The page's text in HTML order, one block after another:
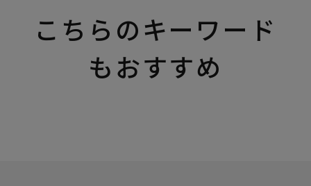
こちらのキーワード
もおすすめ